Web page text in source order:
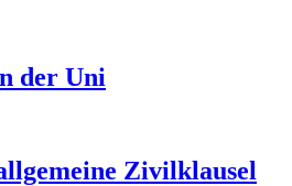
der Uni
Zivilklausel